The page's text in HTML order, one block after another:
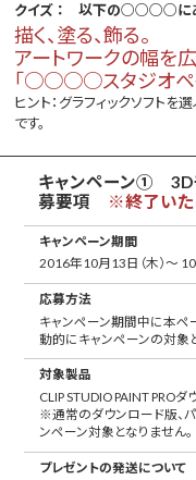
クイズ ： 以下の○○○○にあ
描く、塗る、飾る。
アートワークの幅を
「○○○○スタジオペイ
ヒント：グラフィックソフトを
です。
キャンペーン① 3D
募要項
※終了いた
キャンペーン期間
2016年10月13日（木）～
応募方法
キャンペーン期間中に本ペ
動的にキャンペーンの対象
対象製品
CLIP STUDIO PAINT PROダ
※通常のダウンロード版、
ンペーン対象となりません。
プレゼントの発送について